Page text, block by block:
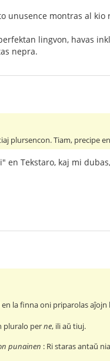
unusence montras al kio
lingvon, havas
nepra.
plursencon. Tiam, precipe
en Tekstaro, kaj mi
en la finna oni priparolas aĵojn
pluralo perne, ili aŭ tiuj.
punainen : Ri staras antaŭ